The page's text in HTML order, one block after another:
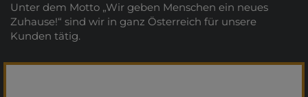
Unter dem Motto „Wir geben Menschen ein neues
Zuhause!“ sind wir in ganz Österreich für unsere
Kunden tätig.